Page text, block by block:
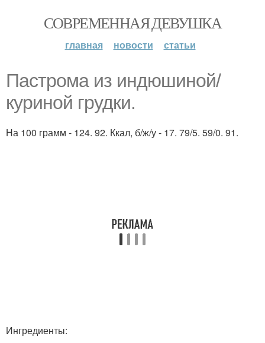
СОВРЕМЕННАЯ ДЕВУШКА
главная новости статьи
Пастрома из индюшиной/
куриной грудки.
На 100 грамм - 124. 92. Ккал, б/ж/у - 17. 79/5. 59/0. 91.
Ингредиенты: